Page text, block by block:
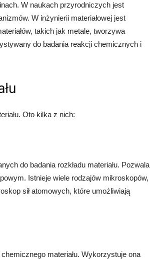
W naukach przyrodniczych jest
W inżynierii materiałowej jest
takich jak metale, tworzywa
do badania reakcji chemicznych i
Oto kilka z nich:
do badania rozkładu materiału. Pozwala
Istnieje wiele rodzajów mikroskopów,
sił atomowych, które umożliwiają
materiału. Wykorzystuje ona